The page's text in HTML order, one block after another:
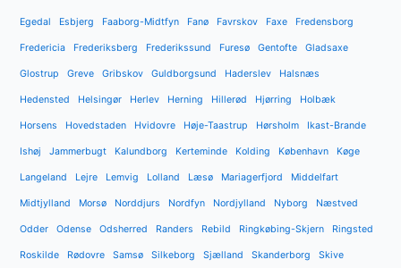
Egedal Esbjerg Faaborg-Midtfyn Fanø Favrskov Faxe Fredensborg
Fredericia Frederiksberg Frederikssund Furesø Gentofte Gladsaxe
Glostrup Greve Gribskov Guldborgsund Haderslev Halsnæs
Hedensted Helsingør Herlev Herning Hillerød Hjørring Holbæk
Horsens Hovedstaden Hvidovre Høje-Taastrup Hørsholm Ikast-Brande
Ishøj Jammerbugt Kalundborg Kerteminde Kolding København Køge
Langeland Lejre Lemvig Lolland Læsø Mariagerfjord Middelfart
Midtjylland Morsø Norddjurs Nordfyn Nordjylland Nyborg Næstved
Odder Odense Odsherred Randers Rebild Ringkøbing-Skjern Ringsted
Roskilde Rødovre Samsø Silkeborg Sjælland Skanderborg Skive